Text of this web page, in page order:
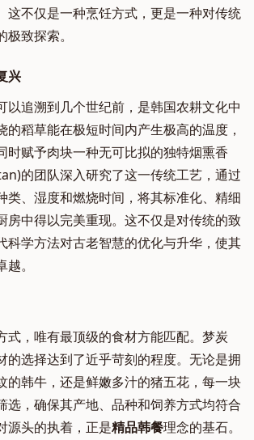
这不仅是一种烹饪方式，更是一种对传统
致探索。
兴
以追溯到几个世纪前，是韩国农耕文化中
的稻草能在极短时间内产生极高的温度，
时赋予肉块一种无可比拟的独特烟熏香
的团队深入研究了这一传统工艺，通过
类、湿度和燃烧时间，将其标准化、精细
房中得以完美重现。这不仅是对传统的致
科学方法对古老智慧的优化与升华，使其
。
式，唯有最顶级的食材方能匹配。梦炭
选择达到了近乎苛刻的程度。无论是拥
的韩牛，还是鲜嫩多汁的猪五花，每一块
选，确保其产地、品种和饲养方式均符合
源头的执着，正是精品韩餐理念的基石。